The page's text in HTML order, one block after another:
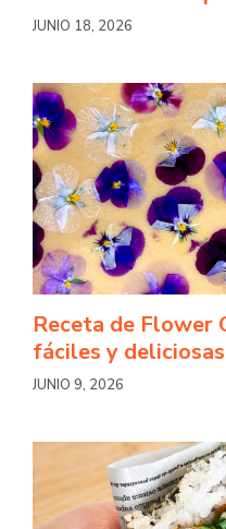
JUNIO 18, 2026
Receta de Flower
fáciles y deliciosas
JUNIO 9, 2026